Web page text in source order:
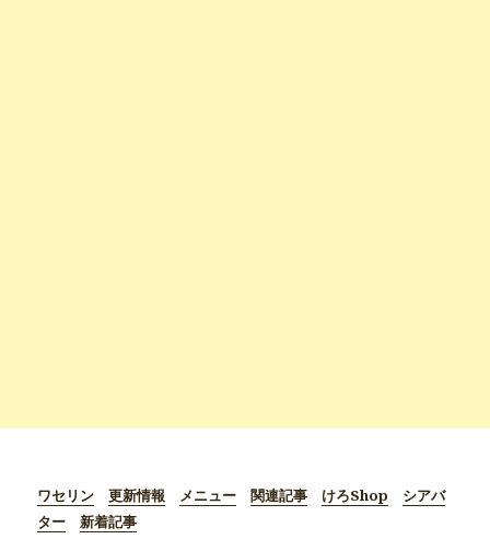
ワセリン 更新情報 メニュー 関連記事 けろShop
シアバ
ター
新着記事